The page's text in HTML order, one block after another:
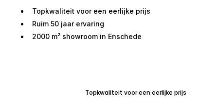
Topkwaliteit voor een eerlijke prijs
Ruim 50 jaar ervaring
2000 m² showroom in Enschede
Topkwaliteit voor een eerlijke prijs